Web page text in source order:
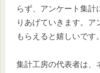
らず、アンケート集計
りあげていきます。ア
もらえると嬉しいです。
集計工房の代表者は、